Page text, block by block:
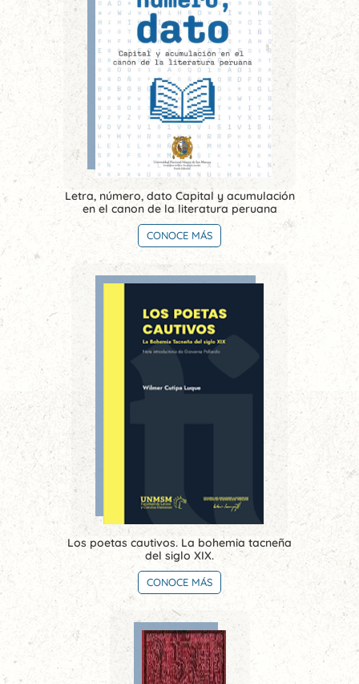
Letra, número, dato Capital y acumulación
en el canon de la literatura peruana
CONOCE MÁS
Los poetas cautivos. La bohemia tacneña
del siglo XIX.
CONOCE MÁS